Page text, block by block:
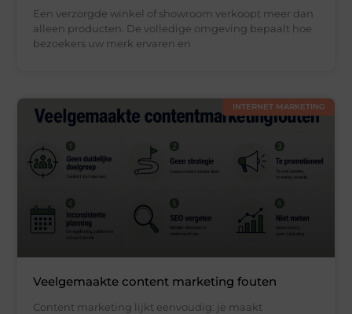
Een verzorgde winkel of showroom verkoopt meer dan
alleen producten. De volledige omgeving bepaalt hoe
bezoekers uw merk ervaren en
INTERNET MARKETING
Veelgemaakte content marketing fouten
Content marketing lijkt eenvoudig: je maakt